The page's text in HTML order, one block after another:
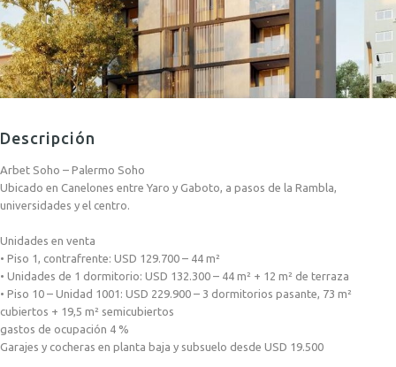
Descripción
Arbet Soho – Palermo Soho
Ubicado en Canelones entre Yaro y Gaboto, a pasos de la Rambla,
universidades y el centro.
Unidades en venta
• Piso 1, contrafrente: USD 129.700 – 44 m²
• Unidades de 1 dormitorio: USD 132.300 – 44 m² + 12 m² de terraza
• Piso 10 – Unidad 1001: USD 229.900 – 3 dormitorios pasante, 73 m²
cubiertos + 19,5 m² semicubiertos
gastos de ocupación 4 %
Garajes y cocheras en planta baja y subsuelo desde USD 19.500